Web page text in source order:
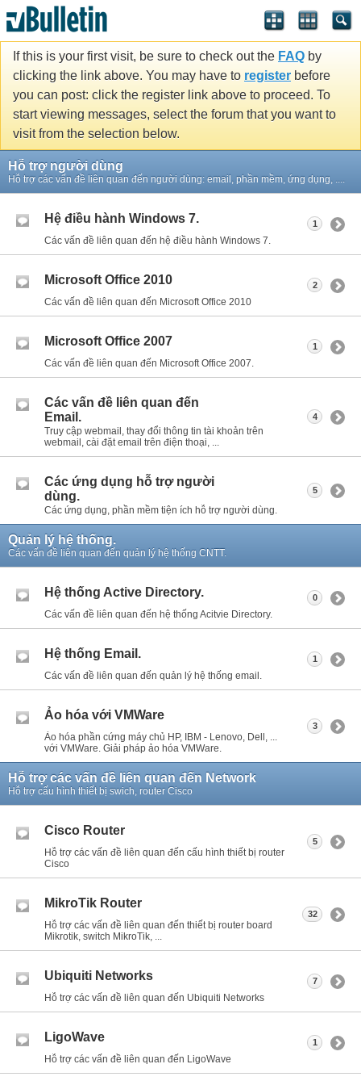
If this is your first visit, be sure to check out the FAQ by
clicking the link above. You may have to register before
you can post: click the register link above to proceed. To
start viewing messages, select the forum that you want to
visit from the selection below.
Hỗ trợ người dùng
Hỗ trợ các vấn đề liên quan đến người dùng: email, phần mềm, ứng dụng, ....
Hệ điều hành Windows 7.
Các vấn đề liên quan đến hệ điều hành Windows 7.
1
Microsoft Office 2010
Các vấn đề liên quan đến Microsoft Office 2010
2
Microsoft Office 2007
Các vấn đề liên quan đến Microsoft Office 2007.
1
Các vấn đề liên quan đến
Email.
Truy cập webmail, thay đổi thông tin tài khoản trên
webmail, cài đặt email trên điện thoại, ...
4
Các ứng dụng hỗ trợ người
dùng.
Các ứng dụng, phần mềm tiện ích hỗ trợ người dùng.
5
Quản lý hệ thống.
Các vấn đề liên quan đến quản lý hệ thống CNTT.
Hệ thống Active Directory.
Các vấn đề liên quan đến hệ thống Acitvie Directory.
0
Hệ thống Email.
Các vấn đề liên quan đến quản lý hệ thống email.
1
Ảo hóa với VMWare
Ảo hóa phần cứng máy chủ HP, IBM - Lenovo, Dell, ...
với VMWare. Giải pháp ảo hóa VMWare.
3
Hỗ trợ các vấn đề liên quan đến Network
Hỗ trợ cấu hình thiết bị swich, router Cisco
Cisco Router
Hỗ trợ các vấn đề liên quan đến cấu hình thiết bị router
Cisco
5
MikroTik Router
Hỗ trợ các vấn đề liên quan đến thiết bị router board
Mikrotik, switch MikroTik, ...
32
Ubiquiti Networks
Hỗ trợ các vấn đề liên quan đến Ubiquiti Networks
7
LigoWave
Hỗ trợ các vấn đề liên quan đến LigoWave
1